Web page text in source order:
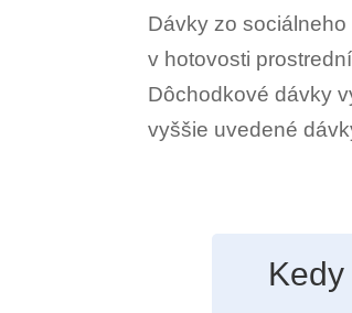
Dávky zo
v hotovosti
Dôchodkové dávky
vyššie uvedené